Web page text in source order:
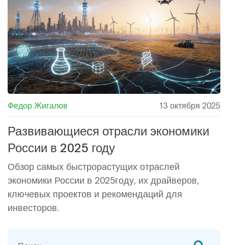
Федор Жигалов 13 октября 2025
Развивающиеся отрасли экономики
России в 2025 году
Обзор самых быстрорастущих отраслей
экономики России в 2025году, их драйверов,
ключевых проектов и рекомендаций для
инвесторов.